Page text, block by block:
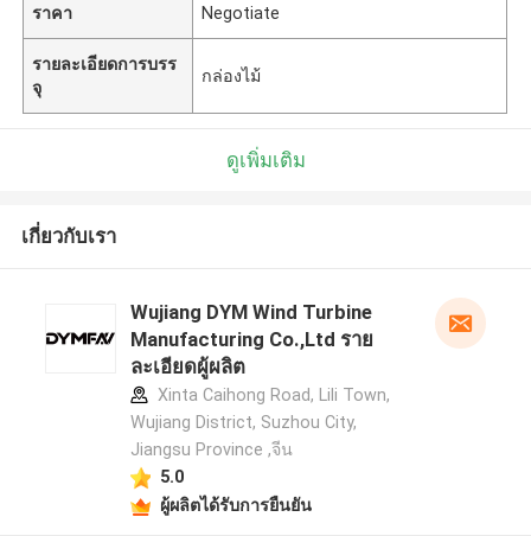
ราคา Negotiate
รายละเอียดการบรร
จุ
กล่องไม้
ดูเพิ่มเติม
เกี่ยวกับเรา
Wujiang DYM Wind Turbine
Manufacturing Co.,Ltd ราย
ละเอียดผู้ผลิต
Xinta Caihong Road, Lili Town,
Wujiang District, Suzhou City,
Jiangsu Province ,จีน
5.0
ผู้ผลิตได้รับการยืนยัน